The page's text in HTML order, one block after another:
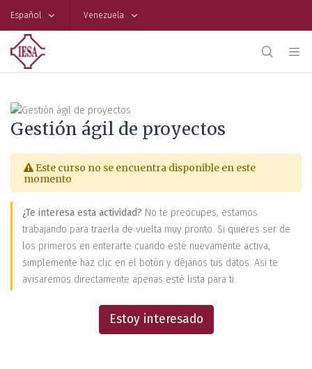
Español Venezuela
Gestión ágil de proyectos
Este curso no se encuentra disponible en este
momento
¿Te interesa esta actividad? No te preocupes, estamos
trabajando para traerla de vuelta muy pronto. Si quieres ser de
los primeros en enterarte cuando esté nuevamente activa,
simplemente haz clic en el botón y déjanos tus datos. Asi te
avisaremos directamente apenas esté lista para ti.
Estoy interesado